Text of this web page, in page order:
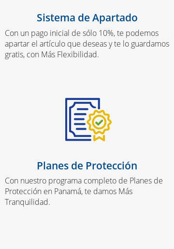
Sistema de Apartado
Con un pago inicial de sólo 10%, te podemos
apartar el artículo que deseas y te lo guardamos
gratis, con Más Flexibilidad.
Planes de Protección
Con nuestro programa completo de Planes de
Protección en Panamá, te damos Más
Tranquilidad.